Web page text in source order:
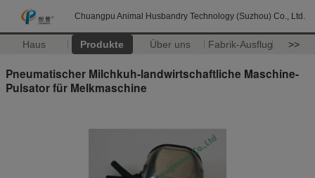
Chuangpu Animal Husbandry Technology (Suzhou) Co., Ltd.
Haus Produkte Über uns Fabrik-Ausflug >>
Pneumatischer Milchkuh-landwirtschaftliche Maschine-
Pulsator für Melkmaschine